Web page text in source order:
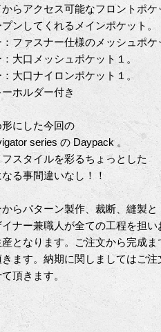
からアクセス可能なフロントポケ
プンしてくれるメインポケット。
：ファスナー仕様のメッシュポケ
大口メッシュポケット１。
：大口ナイロンポケット１。
ーホルダー付き
にした今回の
series の Daypack 。
スタイルを彩るちょっとした
る事間違いなし！！
らパターン製作、裁断、縫製と
ナー兼職人が全ての工程を担い
となります。ご注文から完成ま
ます。納期に関しましてはご注
頂きます。